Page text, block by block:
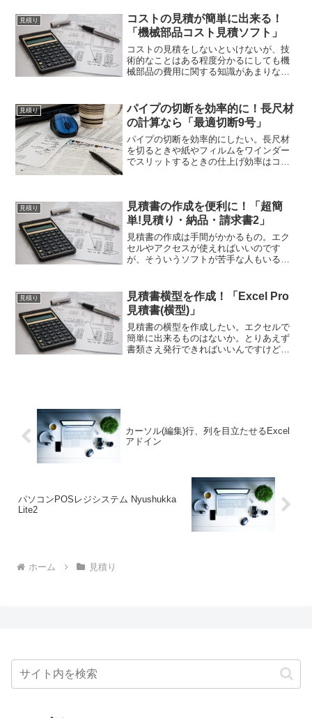
め。書類に記載する感覚で使えて請求書
を簡単に作成することができます。
見積り
コストの見積が簡単に出来る！
「機械部品コスト見積ソフト」
コストの見積をしないといけないが、技
術的なことはある程度分かるにしても機
械部品の費用に関する知識があまりな
品コスト見積ソフト」はいかがでしょう
か。コストの見積が楽になりますよ！
見積り
パイプの切断を効率的に！長尺材
の計算なら「最適切断9号」
パイプの切断を効率的にしたい。長尺材
を切るときや紙やフィルムをワインダー
でスリットするときの仕上げ効率はコス
切断が効率的にできますよ！
見積り
見積書の作成を便利に！「超簡
単!見積り・納品・請求書2」
見積書の作成は手間がかかるもの。エク
セルやアクセスが使えればいいのです
が、そういうソフトが苦手な人もいるで
2」。表計算やデータベースの知識がなく
ても直感的に見積書が作成できます。
見積り
見積書横型を作成！「Excel Pro
見積書(横型)」
見積書の横型を作成したい。エクセルで
簡単に出来るものはないか。とりあえず
書類さえ発行できればいいんですけど。
カーソル(編集)行、列を目立たせるExcel
アドイン
パソコンPOSレジシステム Nyushukka
Lite2
ホーム 見積り